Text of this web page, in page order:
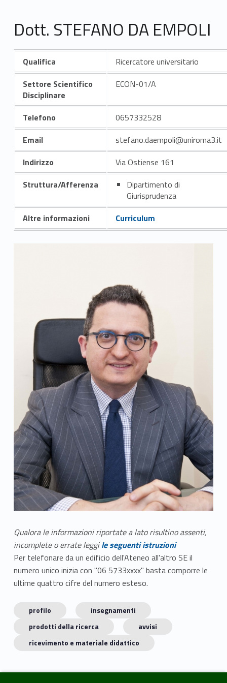
Dott. STEFANO DA EMPOLI
Qualifica
Ricercatore universitario
Settore Scientifico
Disciplinare
ECON-01/A
Telefono
0657332528
Email
stefano.daempoli@uniroma3.it
Indirizzo
Via Ostiense 161
Struttura/Afferenza
Dipartimento di
Giurisprudenza
Altre informazioni
Curriculum
Qualora le informazioni riportate a lato risultino assenti,
incomplete o errate leggile seguenti istruzioni
Per telefonare da un edificio dell'Ateneo all'altro SE il
numero unico inizia con "06 5733xxxx" basta comporre le
ultime quattro cifre del numero esteso.
profilo
insegnamenti
prodotti della ricerca
avvisi
ricevimento e materiale didattico